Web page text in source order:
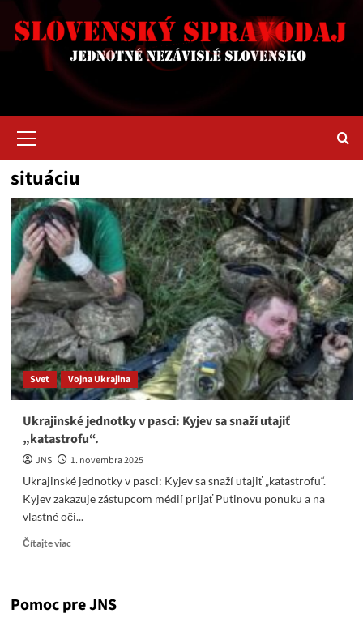
Menu
situáciu
Svet Vojna Ukrajina
Ukrajinské jednotky v pasci: Kyjev sa snaží utajiť
„katastrofu“.
JNS
1. novembra 2025
Ukrajinské jednotky v pasci: Kyjev sa snaží utajiť „katastrofu“.
Kyjev zakazuje zástupcom médií prijať Putinovu ponuku a na
vlastné oči...
Čítajte viacRead
jednotky
Pomoc pre JNS